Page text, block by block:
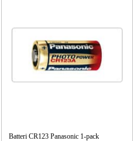
Batteri CR123 Panasonic 1-pack